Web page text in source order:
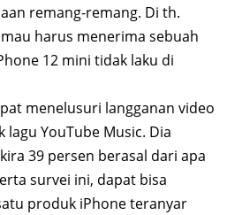
remang-remang. Di th.
harus menerima sebuah
12 mini tidak laku di
menelusuri langganan video
lagu YouTube Music. Dia
39 persen berasal dari apa
survei ini, dapat bisa
produk iPhone teranyar